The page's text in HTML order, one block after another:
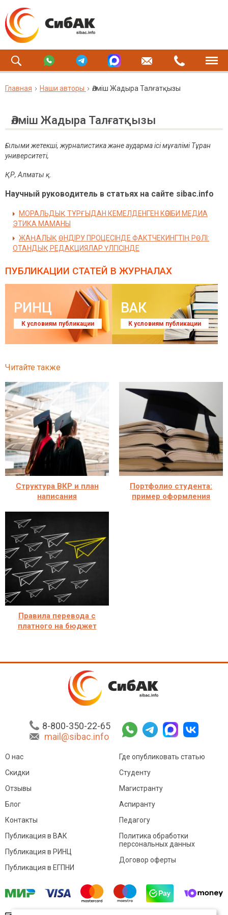
Главная Наши авторы Әлміш Жадыра Талғатқызы
Әлміш Жадыра Талғатқызы
Ғылыми жетекші, журналистика және аударма ісі мұғалімі Тұран
университеті,
ҚР, Алматы қ.
Научный руководитель в статьях на сайте sibac.info
МОРАЛЬДЫҚ ТҰРҒЫДАН КЕМЕЛДЕНГЕН КӘСІБИ МЕДИА
ЭТИКА МАМАНЫ
ЖАҢАЛЫҚ ӨНДІРУ ПРОЦЕСІНДЕ ФАКТЧЕКИНГТІҢ РӨЛІ:
ОТАНДЫҚ РЕДАКЦИЯЛАР ҮЛГІСІНДЕ
ПУБЛИКАЦИИ СТАТЕЙ В ЖУРНАЛАХ
РИНЦ
К условиям публикации
ВАК
К условиям публикации
Читайте также
Структура ВКР и план
написания
Портфолио студента:
пример оформления
Правила перевода с
платного на бюджет
8-800-350-22-65
mail@sibac.info
О нас
Скидки
Отзывы
Блог
Контакты
Где опубликовать статью
Студенту
Магистранту
Аспиранту
Педагогу
Публикация в ВАК
Публикация в РИНЦ
Публикация в ЕГПНИ
Политика обработки
персональных данных
Договор оферты